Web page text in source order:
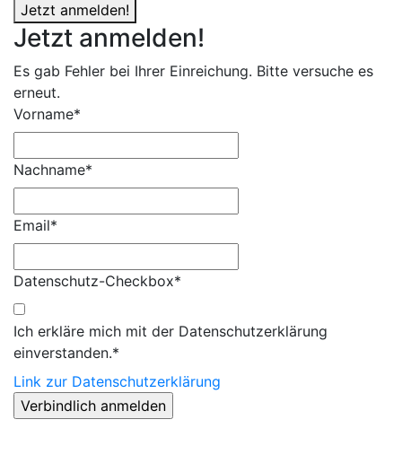
Jetzt anmelden!
Jetzt anmelden!
Es gab Fehler bei Ihrer Einreichung. Bitte versuche es
erneut.
Vorname*
Nachname*
Email*
Datenschutz-Checkbox*
Ich erkläre mich mit der Datenschutzerklärung
einverstanden.*
Link zur Datenschutzerklärung